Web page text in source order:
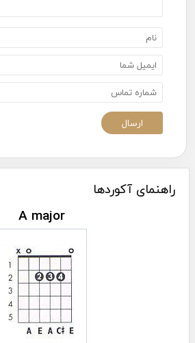
راهنمای آکوردها
A major